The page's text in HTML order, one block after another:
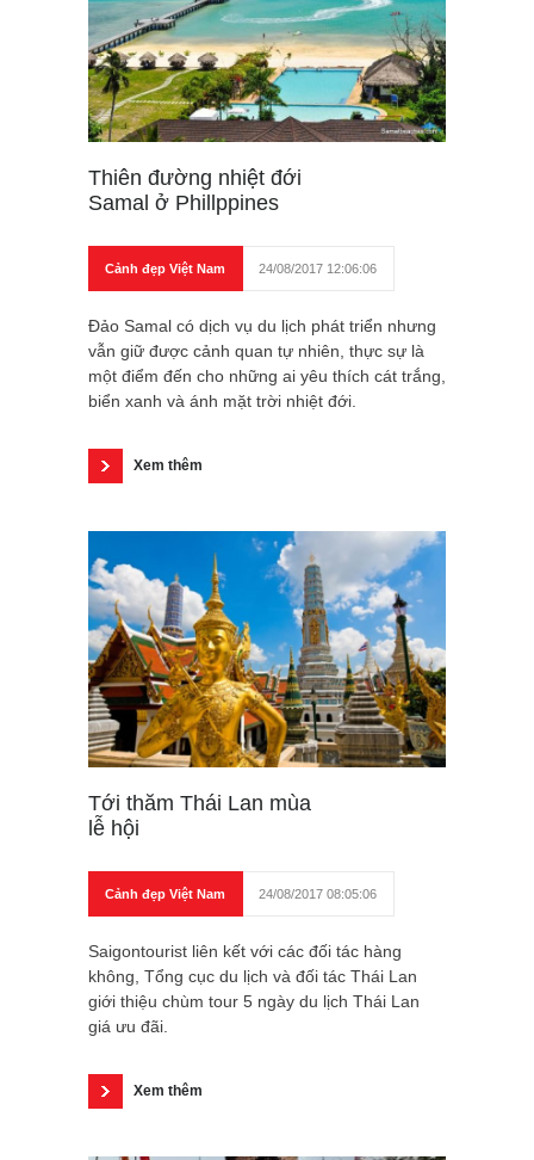
Thiên đường nhiệt đới
Samal ở Phillppines
Cảnh đẹp Việt Nam 24/08/2017 12:06:06
Đảo Samal có dịch vụ du lịch phát triển nhưng
vẫn giữ được cảnh quan tự nhiên, thực sự là
một điểm đến cho những ai yêu thích cát trắng,
biển xanh và ánh mặt trời nhiệt đới.
Xem thêm
Tới thăm Thái Lan mùa
lễ hội
Cảnh đẹp Việt Nam 24/08/2017 08:05:06
Saigontourist liên kết với các đối tác hàng
không, Tổng cục du lịch và đối tác Thái Lan
giới thiệu chùm tour 5 ngày du lịch Thái Lan
giá ưu đãi.
Xem thêm